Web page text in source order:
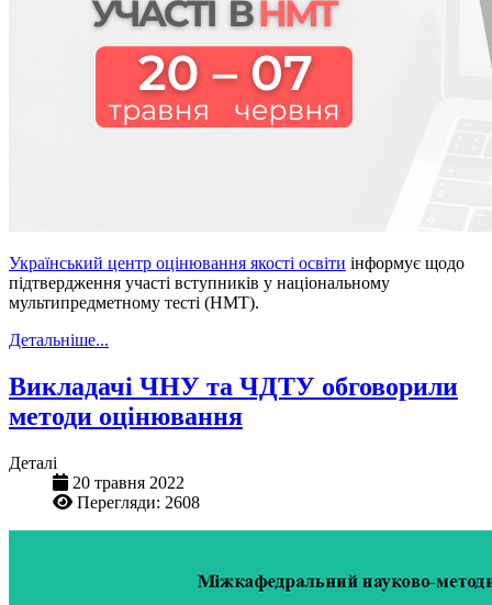
Український центр оцінювання якості освіти інформує щодо
підтвердження участі вступників у національному
мультипредметному тесті (НМТ).
Детальніше...
Викладачі ЧНУ та ЧДТУ обговорили
методи оцінювання
Деталі
20 травня 2022
Перегляди: 2608